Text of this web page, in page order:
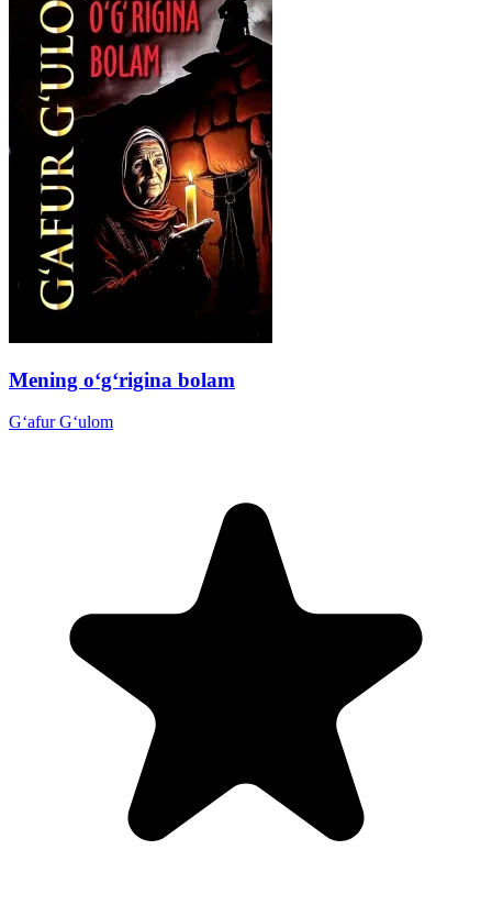
Mening o‘g‘rigina bolam
G‘afur G‘ulom